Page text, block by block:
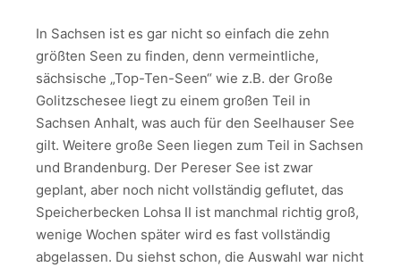
In Sachsen ist es gar nicht so einfach die zehn
größten Seen zu finden, denn vermeintliche,
sächsische „Top-Ten-Seen“ wie z.B. der Große
Golitzschesee liegt zu einem großen Teil in
Sachsen Anhalt, was auch für den Seelhauser See
gilt. Weitere große Seen liegen zum Teil in Sachsen
und Brandenburg. Der Pereser See ist zwar
geplant, aber noch nicht vollständig geflutet, das
Speicherbecken Lohsa II ist manchmal richtig groß,
wenige Wochen später wird es fast vollständig
abgelassen. Du siehst schon, die Auswahl war nicht